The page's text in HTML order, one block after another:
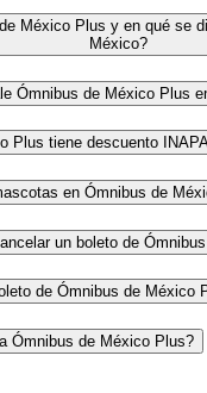
México Plus y en qué se
México?
Ómnibus de México Plus
Plus tiene descuento
en Ómnibus de
un boleto de
de Ómnibus de México
Ómnibus de México Plus?